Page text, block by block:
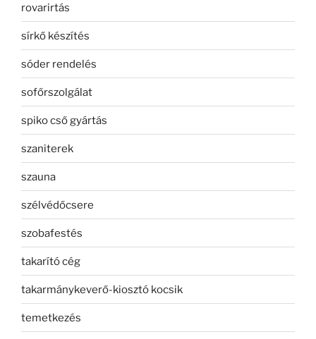
rovarirtás
sírkő készítés
sóder rendelés
sofőrszolgálat
spiko cső gyártás
szaniterek
szauna
szélvédőcsere
szobafestés
takarító cég
takarmánykeverő-kiosztó kocsik
temetkezés